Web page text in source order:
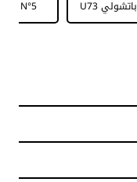
باتشولي U73 N°5